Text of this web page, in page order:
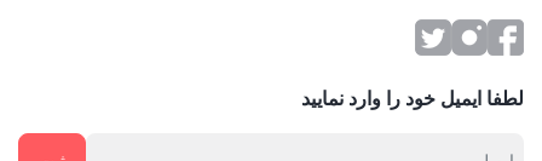
لطفا ایمیل خود را وارد نمایید